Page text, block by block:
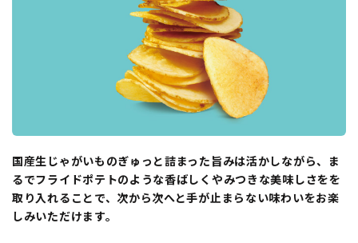
国産生じゃがいものぎゅっと詰まった旨みは活かしながら、ま
るでフライドポテトのような香ばしくやみつきな美味しさをを
取り入れることで、次から次へと手が止まらない味わいをお楽
しみいただけます。